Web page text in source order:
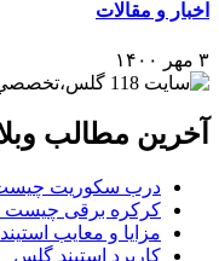
اخبار و مقالات
۳ مهر ۱۴۰۰
آخرین مطالب
درب سکوریت چیست
کرکره برقی چیست
مزایا و معایب
کاربرد استیند گلس